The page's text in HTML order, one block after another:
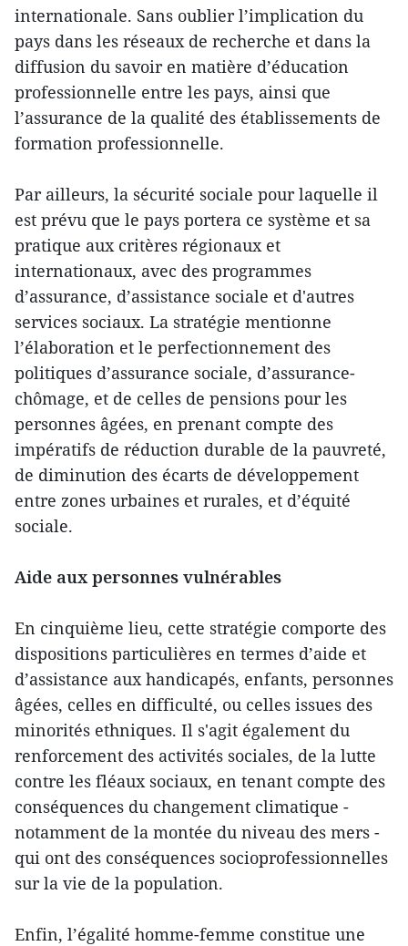
internationale. Sans oublier l’implication du
pays dans les réseaux de recherche et dans la
diffusion du savoir en matière d’éducation
professionnelle entre les pays, ainsi que
l’assurance de la qualité des établissements de
formation professionnelle.
Par ailleurs, la sécurité sociale pour laquelle il
est prévu que le pays portera ce système et sa
pratique aux critères régionaux et
internationaux, avec des programmes
d’assurance, d’assistance sociale et d'autres
services sociaux. La stratégie mentionne
l’élaboration et le perfectionnement des
politiques d’assurance sociale, d’assurance-
chômage, et de celles de pensions pour les
personnes âgées, en prenant compte des
impératifs de réduction durable de la pauvreté,
de diminution des écarts de développement
entre zones urbaines et rurales, et d’équité
sociale.
Aide aux personnes vulnérables
En cinquième lieu, cette stratégie comporte des
dispositions particulières en termes d’aide et
d’assistance aux handicapés, enfants, personnes
âgées, celles en difficulté, ou celles issues des
minorités ethniques. Il s'agit également du
renforcement des activités sociales, de la lutte
contre les fléaux sociaux, en tenant compte des
conséquences du changement climatique -
notamment de la montée du niveau des mers -
qui ont des conséquences socioprofessionnelles
sur la vie de la population.
Enfin, l’égalité homme-femme constitue une